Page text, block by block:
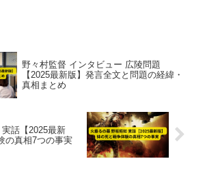
野々村監督 インタビュー 広陵問題
【2025最新版】発言全文と問題の経緯・
真相まとめ
話【2025最新
の真相7つの事実